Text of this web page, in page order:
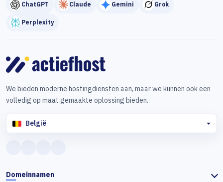
ChatGPT Claude Gemini Grok
Perplexity
We bieden moderne hostingdiensten aan, maar we kunnen ook een
volledig op maat gemaakte oplossing bieden.
België
Domeinnamen